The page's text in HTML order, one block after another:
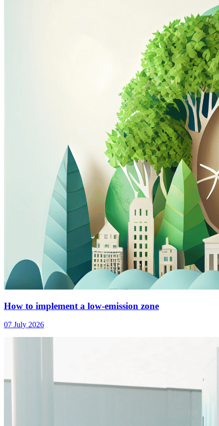
How to implement a low-emission zone
07 July 2026